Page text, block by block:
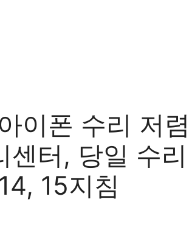
이폰 수리 저렴
터, 당일 수리
15지침